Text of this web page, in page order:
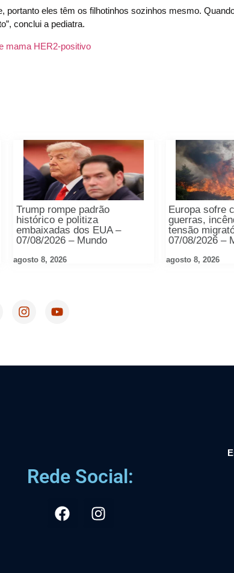
portanto eles têm os filhotinhos sozinhos mesmo.
, conclui a pediatra.
mama HER2-positivo
Trump rompe padrão
histórico e politiza
embaixadas dos EUA –
07/08/2026 – Mundo
agosto 8, 2026
Europa sofre
guerras,
tensão
07/08/2026 –
agosto 8, 2026
Rede Social: